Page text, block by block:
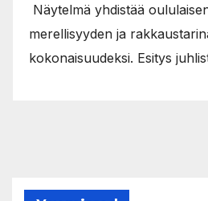
Näytelmä yhdistää
merellisyyden ja
kokonaisuudeksi. Esitys